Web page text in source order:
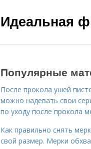
Идеальная
Популярные
После прокола ушей
можно надевать свои
по уходу после прокола
Как правильно снять
свой размер. Мерки